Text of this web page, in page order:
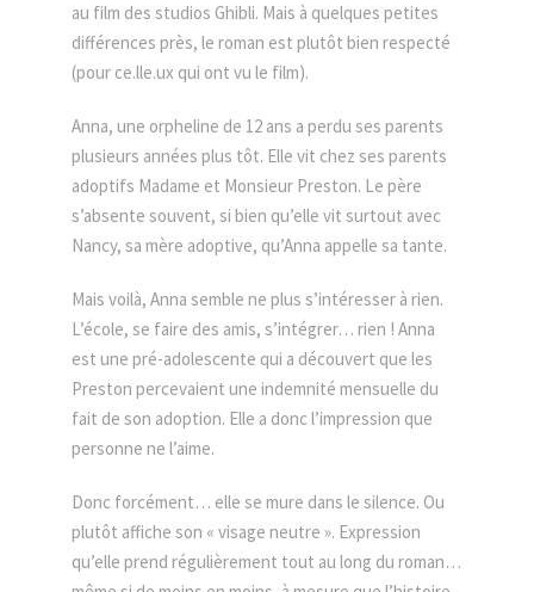
au film des studios Ghibli. Mais à quelques petites
différences près, le roman est plutôt bien respecté
(pour ce.lle.ux qui ont vu le film).
Anna, une orpheline de 12 ans a perdu ses parents
plusieurs années plus tôt. Elle vit chez ses parents
adoptifs Madame et Monsieur Preston. Le père
s’absente souvent, si bien qu’elle vit surtout avec
Nancy, sa mère adoptive, qu’Anna appelle sa tante.
Mais voilà, Anna semble ne plus s’intéresser à rien.
L’école, se faire des amis, s’intégrer… rien ! Anna
est une pré-adolescente qui a découvert que les
Preston percevaient une indemnité mensuelle du
fait de son adoption. Elle a donc l’impression que
personne ne l’aime.
Donc forcément… elle se mure dans le silence. Ou
plutôt affiche son « visage neutre ». Expression
qu’elle prend régulièrement tout au long du roman…